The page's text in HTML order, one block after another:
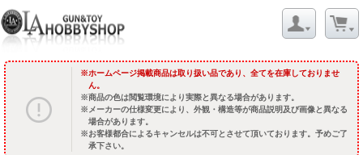
ホームページ掲載商品は取り扱い品であり、全てを在庫しておりませ
ん。
商品の色は閲覧環境により実際と異なる場合があります。
メーカーの仕様変更により、外観・構造等が商品説明及び画像と異なる
場合があります。
お客様都合によるキャンセルは不可とさせて頂いております。予めご了
承下さい。